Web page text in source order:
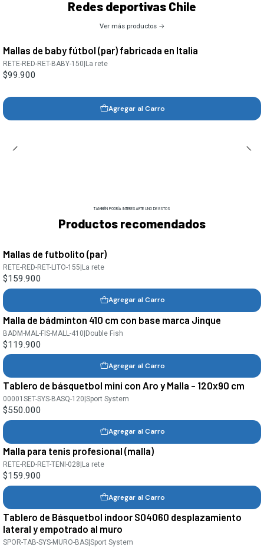
Redes deportivas Chile
Ver más productos
Mallas de baby fútbol (par) fabricada en Italia
RETE-RED-RET-BABY-150 La rete
$99.900
Agregar al Carro
TAMBIÉN PODRÍA INTERESARTE UNO DE ESTOS
Productos recomendados
Mallas de futbolito (par)
RETE-RED-RET-LITO-155 La rete
$159.900
Agregar al Carro
Malla de bádminton 410 cm con base marca Jinque
BADM-MAL-FIS-MALL-410|Double Fish
$119.900
Agregar al Carro
Tablero de básquetbol mini con Aro y Malla - 120x90 cm
00001SET-SYS-BASQ-120 |Sport System
$550.000
Agregar al Carro
Malla para tenis profesional (malla)
RETE-RED-RET-TENI-028 La rete
$159.900
Agregar al Carro
Tablero de Básquetbol indoor S04060 desplazamiento
lateral y empotrado al muro
SPOR-TAB-SYS-MURO-BAS|Sport System